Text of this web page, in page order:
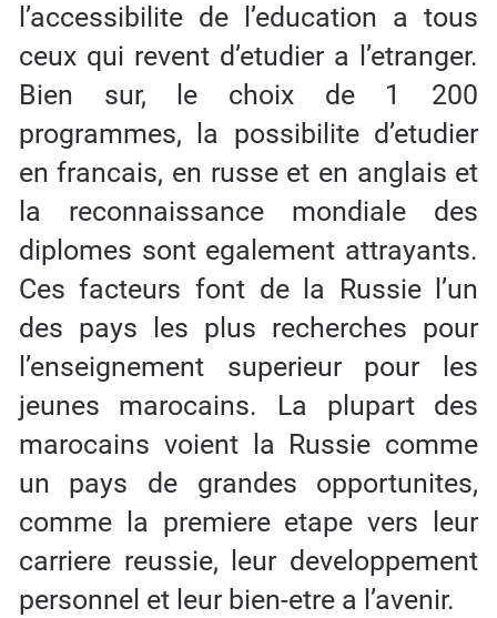
l’accessibilite de l’education a tous
ceux qui revent d’etudier a l’etranger.
Bien sur, le choix de 1 200
programmes, la possibilite d’etudier
en francais, en russe et en anglais et
la reconnaissance mondiale des
diplomes sont egalement attrayants.
Ces facteurs font de la Russie l’un
des pays les plus recherches pour
l’enseignement superieur pour les
jeunes marocains. La plupart des
marocains voient la Russie comme
un pays de grandes opportunites,
comme la premiere etape vers leur
carriere reussie, leur developpement
personnel et leur bien-etre a l’avenir.